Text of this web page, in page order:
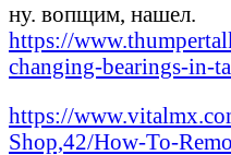
ну. вопщим, нашел.
https://
changing-bearings-in-
https://
Shop,42/How-To-